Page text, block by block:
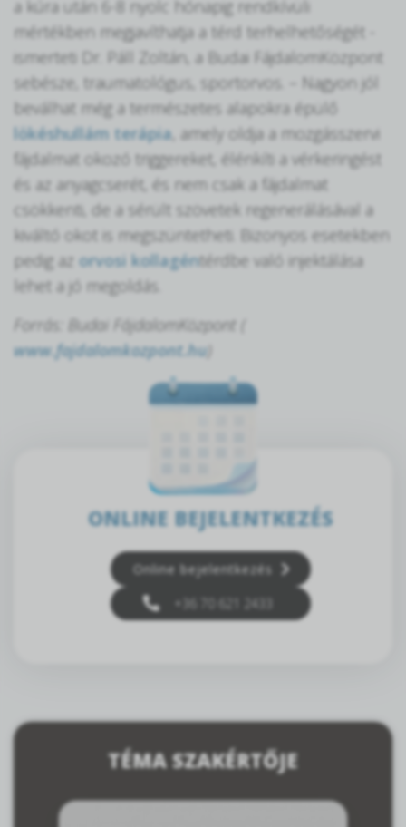
a kúra után 6-8 nyolc hónapig rendkívüli
mértékben megjavíthatja a térd terhelhetőségét -
ismerteti Dr. Páll Zoltán, a Budai FájdalomKözpont
sebésze, traumatológus, sportorvos. – Nagyon jól
beválhat még a természetes alapokra épülő
lökéshullám terápia , amely oldja a mozgásszervi
fájdalmat okozó triggereket, élénkíti a vérkeringést
és az anyagcserét, és nem csak a fájdalmat
csökkenti, de a sérült szövetek regenerálásával a
kiváltó okot is megszüntetheti. Bizonyos esetekben
pedig az orvosi kollagéntérdbe való injektálása
lehet a jó megoldás.
Forrás: Budai FájdalomKözpont (
www.fajdalomkozpont.hu
ONLINE BEJELENTKEZÉS
Online bejelentkezés
+36 70 621 2433
TÉMA SZAKÉRTŐJE